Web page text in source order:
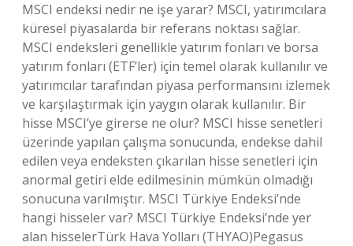
MSCI endeksi nedir ne işe yarar? MSCI, yatırımcılara
küresel piyasalarda bir referans noktası sağlar.
MSCI endeksleri genellikle yatırım fonları ve borsa
yatırım fonları (ETF’ler) için temel olarak kullanılır ve
yatırımcılar tarafından piyasa performansını izlemek
ve karşılaştırmak için yaygın olarak kullanılır. Bir
hisse MSCI’ye girerse ne olur? MSCI hisse senetleri
üzerinde yapılan çalışma sonucunda, endekse dahil
edilen veya endeksten çıkarılan hisse senetleri için
anormal getiri elde edilmesinin mümkün olmadığı
sonucuna varılmıştır. MSCI Türkiye Endeksi’nde
hangi hisseler var? MSCI Türkiye Endeksi’nde yer
alan hisselerTürk Hava Yolları (THYAO)Pegasus